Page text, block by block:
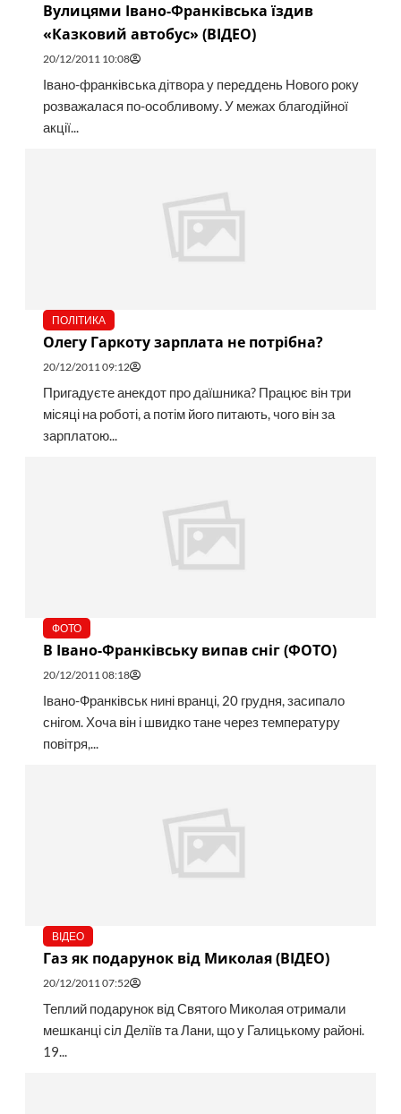
Вулицями Івано-Франківська їздив
«Казковий автобус» (ВІДЕО)
20/12/2011 10:08
Івано-франківська дітвора у переддень Нового року
розважалася по-особливому. У межах благодійної
акції...
ПОЛІТИКА
Олегу Гаркоту зарплата не потрібна?
20/12/2011 09:12
Пригадуєте анекдот про даїшника? Працює він три
місяці на роботі, а потім його питають, чого він за
зарплатою...
ФОТО
В Івано-Франківську випав сніг (ФОТО)
20/12/2011 08:18
Івано-Франківськ нині вранці, 20 грудня, засипало
снігом. Хоча він і швидко тане через температуру
повітря,...
ВІДЕО
Газ як подарунок від Миколая (ВІДЕО)
20/12/2011 07:52
Теплий подарунок від Святого Миколая отримали
мешканці сіл Деліїв та Лани, що у Галицькому районі.
19...